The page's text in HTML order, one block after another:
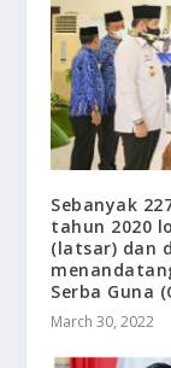
Sebanyak
tahun 2020
(latsar) dan
Serba Guna
March 30, 2022